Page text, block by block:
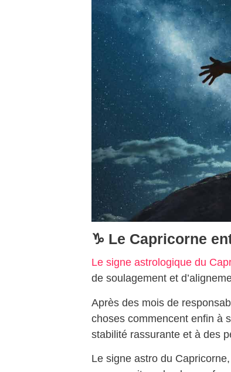
♑ Le Capricorne
Le signe astrologique du
de soulagement et
Après des mois de
choses commencent enfin à
stabilité rassurante et à des
Le signe astro du